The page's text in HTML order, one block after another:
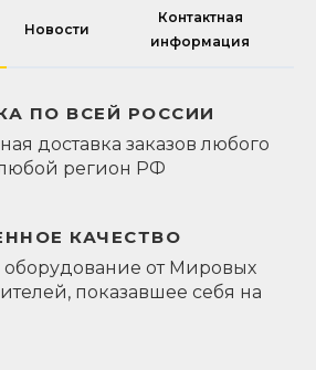
Новости
Контактная
информация
ПО ВСЕЙ РОССИИ
доставка заказов любого
регион РФ
КАЧЕСТВО
оборудование от Мировых
показавшее себя на